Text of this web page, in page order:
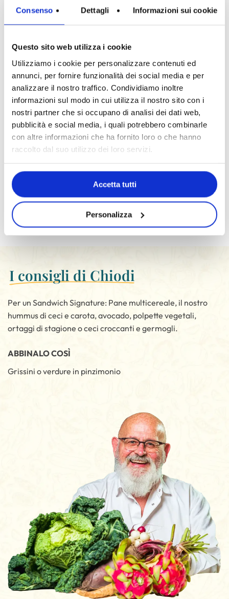
Consenso Dettagli Informazioni sui cookie
Questo sito web utilizza i cookie
Utilizziamo i cookie per personalizzare contenuti ed
annunci, per fornire funzionalità dei social media e per
analizzare il nostro traffico. Condividiamo inoltre
informazioni sul modo in cui utilizza il nostro sito con i
nostri partner che si occupano di analisi dei dati web,
pubblicità e social media, i quali potrebbero combinarle
con altre informazioni che ha fornito loro o che hanno
raccolto dal suo utilizzo dei loro servizi.
Accetta tutti
Personalizza
Nessun prodotto nel carrello.
Go To Shop
VALORI NUTRIZIONALI
HUMMUS DI CECI E CAROTA
Valore Energetico (kJ/kcal):
1347/322
Grassi Totali:
25,6 gr
Acidi Grassi Totali Saturi:
Zuccheri Totali:
3,6 gr
Proteine:
6 gr
Sale:
1,24 gr
I consigli di Chiodi
Per un Sandwich Signature: Pane multicereale, il nostro
hummus di ceci e carota, avocado, polpette vegetali,
ortaggi di stagione o ceci croccanti e germogli.
ABBINALO COSÌ
Grissini o verdure in pinzimonio